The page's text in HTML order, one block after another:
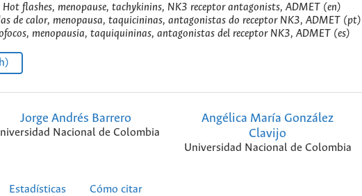
Hot flashes, menopause, tachykinins, NK3 receptor antagonists, ADMET (en)
de calor, menopausa, taquicininas, antagonistas do receptor NK3, ADMET (pt)
menopausia, taquiquininas, antagonistas del receptor NK3, ADMET (es)
Jorge Andrés Barrero
Nacional de Colombia
Angélica María González
Clavijo
Universidad Nacional de Colombia
Estadísticas Cómo citar